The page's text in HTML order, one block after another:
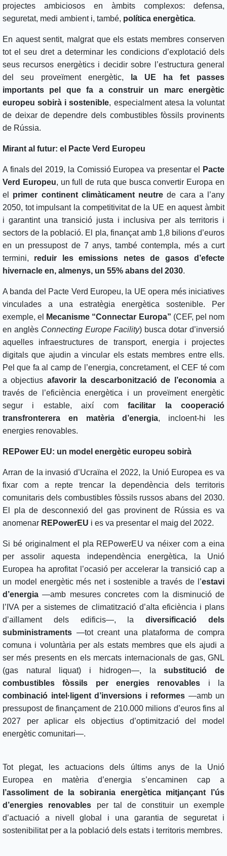
projectes ambiciosos en àmbits complexos: defensa,
seguretat, medi ambient i, també, política energètica.
En aquest sentit, malgrat que els estats membres conserven
tot el seu dret a determinar les condicions d’explotació dels
seus recursos energètics i decidir sobre l’estructura general
del seu proveïment energètic,
la UE ha fet passes
importants pel que fa a construir un marc energètic
europeu sobirà i sostenible, especialment atesa la voluntat
de deixar de dependre dels combustibles fòssils provinents
de Rússia.
Mirant al futur: el Pacte Verd Europeu
A finals del 2019, la Comissió Europea va presentar el
Pacte
Verd Europeu, un full de ruta que busca convertir Europa en
el primer continent climàticament neutre de cara a l’any
2050, tot impulsant la competitivitat de la UE en aquest àmbit
i garantint una transició justa i inclusiva per als territoris i
sectors de la població. El pla, finançat amb 1,8 bilions d’euros
en un pressupost de 7 anys, també contempla, més a curt
termini, reduir les emissions netes de gasos d’efecte
hivernacle en, almenys, un 55% abans del 2030.
A banda del Pacte Verd Europeu, la UE opera més iniciatives
vinculades a una estratègia energètica sostenible. Per
exemple, el
Mecanisme “Connectar Europa” (CEF, pel nom
en anglès Connecting Europe Facility) busca dotar d’inversió
aquelles infraestructures de transport, energia i projectes
digitals que ajudin a vincular els estats membres entre ells.
Pel que fa al camp de l’energia, concretament, el CEF té com
a objectius afavorir la descarbonització de l’economiaa
través de l’eficiència energètica i un proveïment energètic
segur i estable, així comfacilitar la cooperació
transfronterera en matèria d’energia, incloent-hi les
energies renovables.
REPower EU: un model energètic europeu sobirà
Arran de la invasió d’Ucraïna el 2022, la Unió Europea es va
fixar com a repte trencar la dependència dels territoris
comunitaris dels combustibles fòssils russos abans del 2030.
El pla de desconnexió del gas provinent de Rússia es va
anomenar REPowerEU i es va presentar el maig del 2022.
Si bé originalment el pla REPowerEU va néixer com a eina
per assolir aquesta independència energètica, la Unió
Europea ha aprofitat l’ocasió per accelerar la transició cap a
un model energètic més net i sostenible a través de l’estavi
d’energia —amb mesures concretes com la disminució de
l’IVA per a sistemes de climatització d’alta eficiència i plans
d’aïllament dels edificis—, ladiversificació dels
subministraments —tot creant una plataforma de compra
comuna i voluntària per als estats membres que els ajudi a
ser més presents en els mercats internacionals de gas, GNL
(gas natural liquat) i hidrogen—, lasubstitució de
combustibles fòssils per energies renovables i la
combinació intel·ligent d’inversions i reformes —amb un
pressupost de finançament de 210.000 milions d’euros fins al
2027 per aplicar els objectius d’optimització del model
energètic comunitari—.
Tot plegat, les actuacions dels últims anys de la Unió
Europea en matèria d’energia s’encaminen cap a
l’assoliment de la sobirania energètica mitjançant l’ús
d’energies renovables per tal de constituir un exemple
d’actuació a nivell global i una garantia de seguretat i
sostenibilitat per a la població dels estats i territoris membres.